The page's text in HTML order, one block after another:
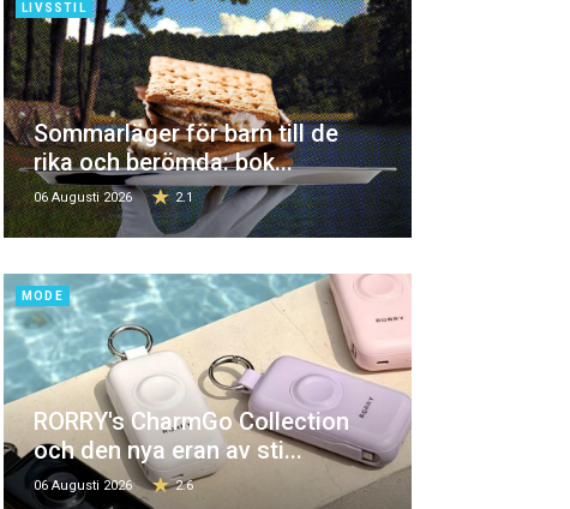
LIVSSTIL
Sommarläger för barn till de
rika och berömda: bok...
06 Augusti 2026 2.1
MODE
RORRY's CharmGo Collection
och den nya eran av sti...
06 Augusti 2026 2.6